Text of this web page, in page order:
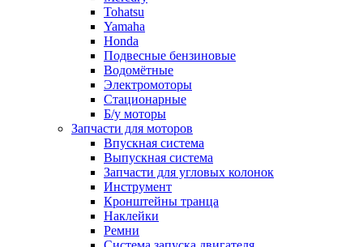
Tohatsu
Yamaha
Honda
Подвесные бензиновые
Водомётные
Электромоторы
Стационарные
Б/у моторы
Запчасти для моторов
Впускная система
Выпускная система
Запчасти для угловых колонок
Инструмент
Кронштейны транца
Наклейки
Ремни